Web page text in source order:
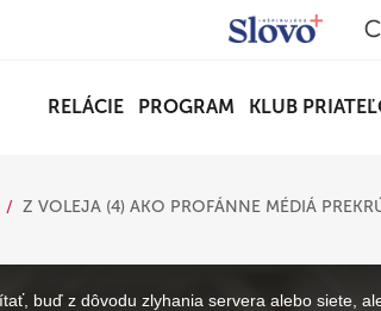
RELÁCIE PROGRAM KLUB
Z VOLEJA (4) AKO PROFÁNNE MÉDIÁ
buď z dôvodu zlyhania servera alebo siete,